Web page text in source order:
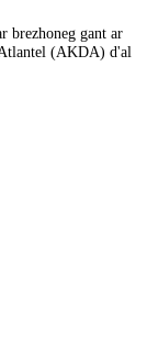
brezhoneg gant ar
(AKDA) d'al